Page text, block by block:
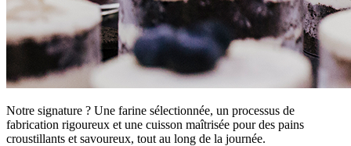
Notre signature ? Une farine sélectionnée, un processus de
fabrication rigoureux et une cuisson maîtrisée pour des pains
croustillants et savoureux, tout au long de la journée.